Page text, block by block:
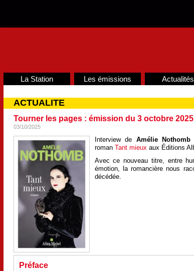
La Station Les émissions Actualités
ACTUALITE
Tourner les pages : émission du 3 octobre 2025
03/10/2025
Interview de Amélie Nothomb
roman Tant mieuxaux Éditions
Avec ce nouveau titre, entre
émotion, la romancière nous
décédée.
Préface